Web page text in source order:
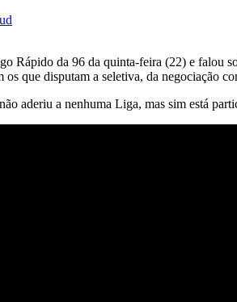
Rápido da 96 da quinta-feira (22) e falou
os que disputam a seletiva, da negociação
aderiu a nenhuma Liga, mas sim está